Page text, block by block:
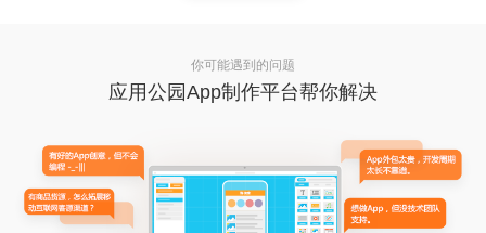
你可能遇到的问题
应用公园App制作平台帮你解决